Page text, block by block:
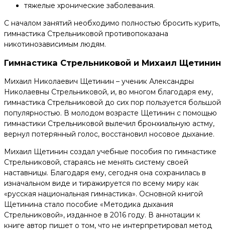
тяжелые хронические заболевания.
С началом занятий необходимо полностью бросить курить,
гимнастика Стрельниковой противопоказана
никотинозависимым людям.
Гимнастика Стрельниковой и Михаил Щетинин
Михаил Николаевич Щетинин – ученик Александры
Николаевны Стрельниковой, и, во многом благодаря ему,
гимнастика Стрельниковой до сих пор пользуется большой
популярностью. В молодом возрасте Щетинин с помощью
гимнастики Стрельниковой вылечил бронхиальную астму,
вернул потерянный голос, восстановил носовое дыхание.
Михаил Щетинин создал учебные пособия по гимнастике
Стрельниковой, стараясь не менять систему своей
наставницы. Благодаря ему, сегодня она сохранилась в
изначальном виде и тиражируется по всему миру как
«русская национальная гимнастика». Основной книгой
Щетинина стало пособие «Методика дыхания
Стрельниковой», изданное в 2016 году. В аннотации к
книге автор пишет о том, что не интерпретировал метод